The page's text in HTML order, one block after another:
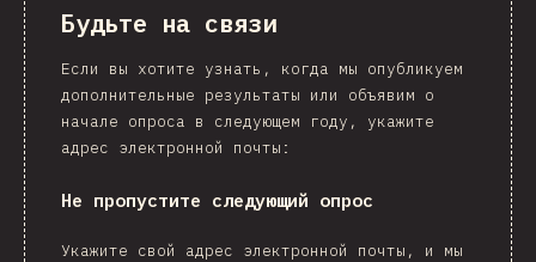
Будьте на связи
Если вы хотите узнать, когда мы опубликуем
дополнительные результаты или объявим о
начале опроса в следующем году, укажите
адрес электронной почты:
Не пропустите следующий опрос
Укажите свой адрес электронной почты, и мы